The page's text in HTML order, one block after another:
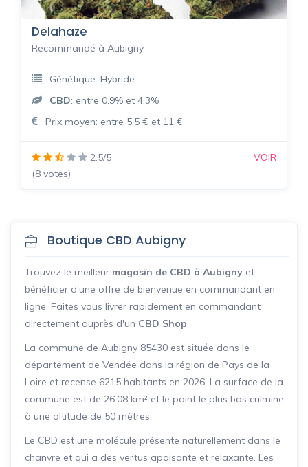
Boutique CBD Aubigny
Trouvez le meilleur magasin de CBD à Aubigny et
bénéficier d'une offre de bienvenue en commandant en
ligne. Faites vous livrer rapidement en commandant
directement auprès d'un CBD Shop
La commune de Aubigny 85430 est située dans le
département de Vendée dans la région de Pays de la
Loire et recense 6215 habitants en 2026. La surface de la
commune est de 26.08 km² et le point le plus bas culmine
à une altitude de 50 mètres.
Le CBD est une molécule présente naturellement dans le
chanvre et qui a des vertus apaisante et relaxante. Les
Delahaze
Recommandé à Aubigny
Génétique: Hybride
CBD: entre 0.9% et 4.3%
Prix moyen: entre 5.5 € et 11 €
2.5/5
(8 votes)
VOIR